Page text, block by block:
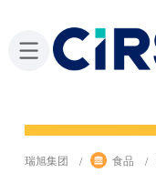
瑞旭集团 食品